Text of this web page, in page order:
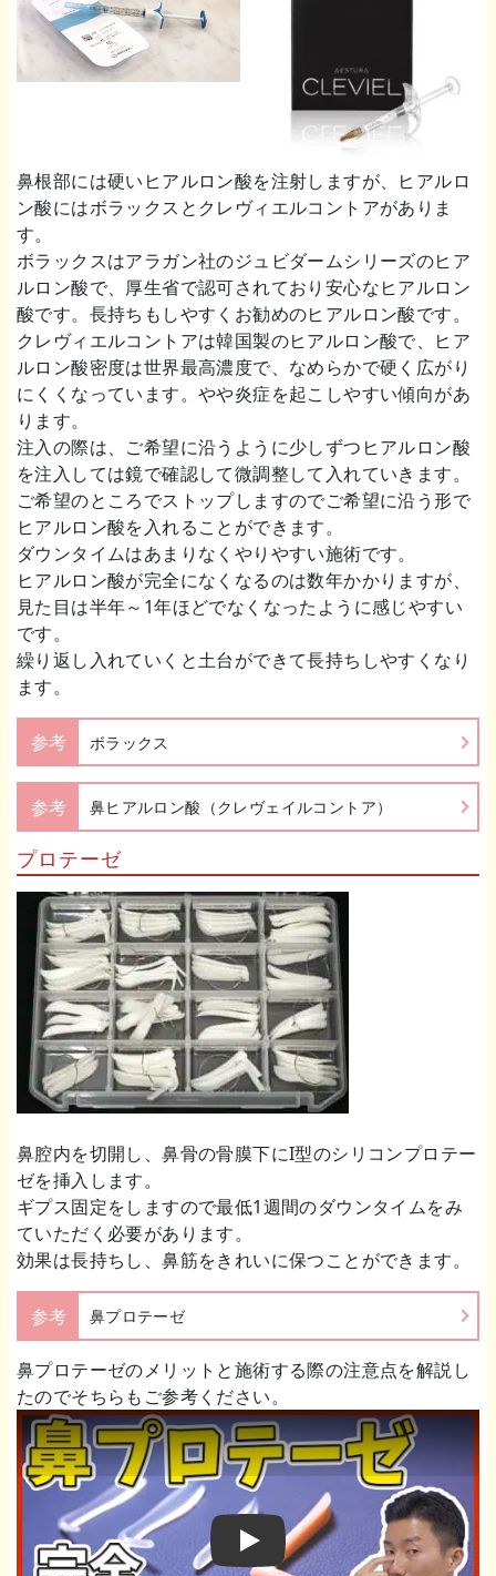
鼻根部には硬いヒアルロン酸を注射しますが、ヒアルロ
ン酸にはボラックスとクレヴィエルコントアがありま
す。
ボラックスはアラガン社のジュビダームシリーズのヒア
ルロン酸で、厚生省で認可されており安心なヒアルロン
酸です。長持ちもしやすくお勧めのヒアルロン酸です。
クレヴィエルコントアは韓国製のヒアルロン酸で、ヒア
ルロン酸密度は世界最高濃度で、なめらかで硬く広がり
にくくなっています。やや炎症を起こしやすい傾向があ
ります。
注入の際は、ご希望に沿うように少しずつヒアルロン酸
を注入しては鏡で確認して微調整して入れていきます。
ご希望のところでストップしますのでご希望に沿う形で
ヒアルロン酸を入れることができます。
ダウンタイムはあまりなくやりやすい施術です。
ヒアルロン酸が完全になくなるのは数年かかりますが、
見た目は半年～1年ほどでなくなったように感じやすい
です。
繰り返し入れていくと土台ができて長持ちしやすくなり
ます。
参考 ボラックス
参考 鼻ヒアルロン酸（クレヴェイルコントア）
プロテーゼ
鼻腔内を切開し、鼻骨の骨膜下にI型のシリコンプロテー
ゼを挿入します。
ギプス固定をしますので最低1週間のダウンタイムをみ
ていただく必要があります。
効果は長持ちし、鼻筋をきれいに保つことができます。
参考 鼻プロテーゼ
鼻プロテーゼのメリットと施術する際の注意点を解説し
たのでそちらもご参考ください。
Play